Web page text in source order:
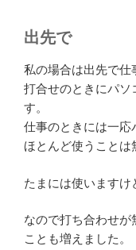
出先で
私の場合は出先で仕
打合せのときにパソ
す。
仕事のときには一応
ほとんど使うことは
たまには使いますけ
なので打ち合わせ
ことも増えました。